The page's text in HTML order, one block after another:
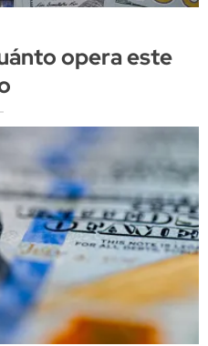
opera este